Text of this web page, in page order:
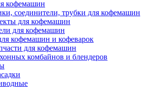
кофемашин
соединители, трубки для кофемашин
для кофемашин
для кофемашин
кофемашин и кофеварок
для кофемашин
комбайнов и блендеров